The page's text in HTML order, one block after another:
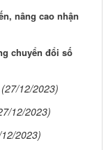
nâng cao nhận
chuyển đổi số
(27/12/2023)
12/2023)
2023)